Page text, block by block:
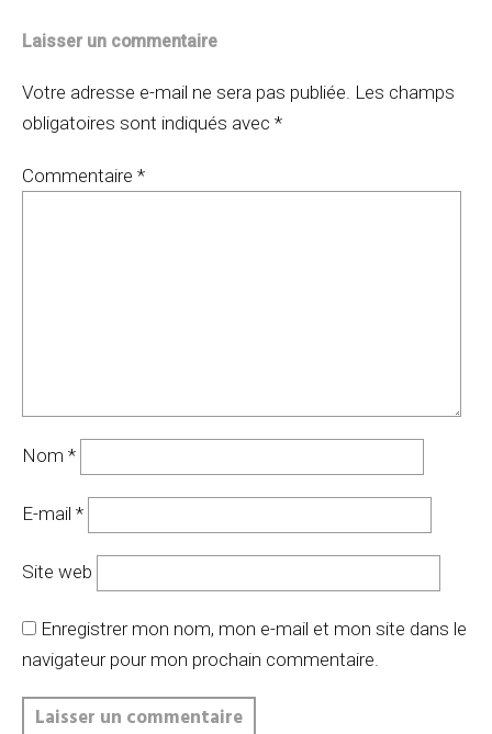
Laisser un commentaire
Votre adresse e-mail ne sera pas publiée. Les champs
obligatoires sont indiqués avec *
Commentaire *
Nom *
E-mail *
Site web
Enregistrer mon nom, mon e-mail et mon site dans le
navigateur pour mon prochain commentaire.